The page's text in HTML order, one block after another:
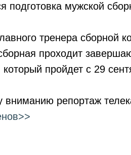
подготовка мужской
тренера сборной
проходит
пройдет с 29
репортаж